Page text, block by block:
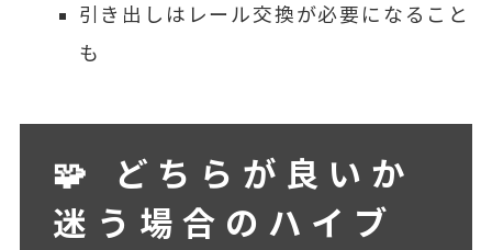
引き出しはレール交換が必要になること
も
🧩 どちらが良いか
迷う場合のハイブ